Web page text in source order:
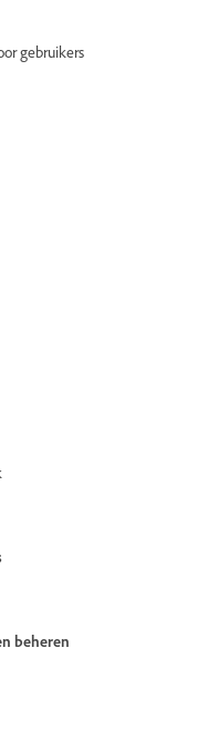
gebruikers
beheren